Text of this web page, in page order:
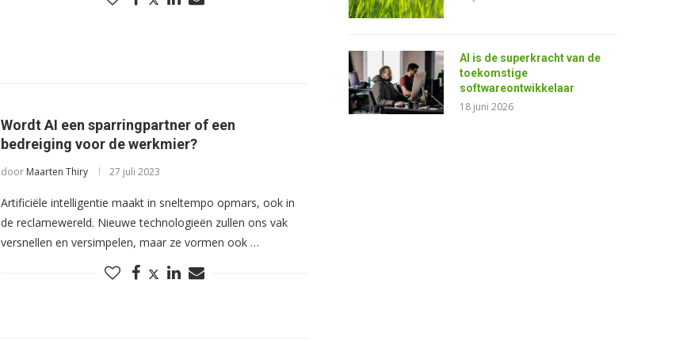
Wordt AI een sparringpartner of een
bedreiging voor de werkmier?
door Maarten Thiry 27 juli 2023
Artificiële intelligentie maakt in sneltempo opmars, ook in
de reclamewereld. Nieuwe technologieën zullen ons vak
versnellen en versimpelen, maar ze vormen ook …
AI is de superkracht van de
toekomstige
softwareontwikkelaar
18 juni 2026